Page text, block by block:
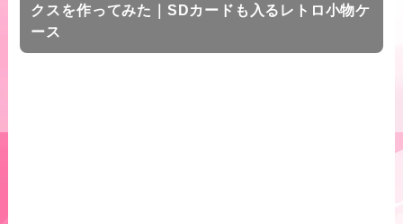
クスを作ってみた｜SDカードも入るレトロ小物ケ
ース